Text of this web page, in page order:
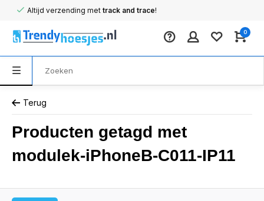
Altijd verzending mettrack and trace!
0
Terug
Producten getagd met
modulek-iPhoneB-C011-IP11